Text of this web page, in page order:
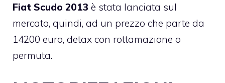
Fiat Scudo 2013 è stata lanciata sul
mercato, quindi, ad un prezzo che parte da
14200 euro, detax con rottamazione o
permuta.